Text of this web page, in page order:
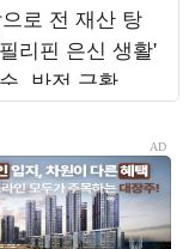
로 전 재산 탕
리핀 은신 생활'
, 반전 근황 전
모금 활동하는